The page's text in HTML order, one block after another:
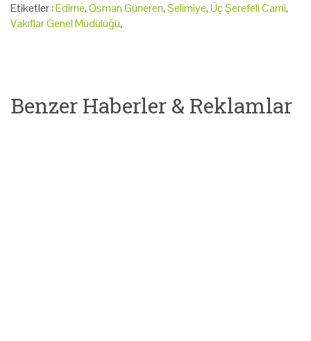
Etiketler :Edirne,Osman Güneren,Selimiye,Üç Şerefeli Cami,
Vakıflar Genel Müdülüğü,
Benzer Haberler & Reklamlar